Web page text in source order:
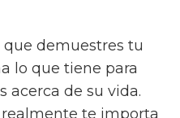
demuestres tu
lo que tiene para
acerca de su vida.
te importa